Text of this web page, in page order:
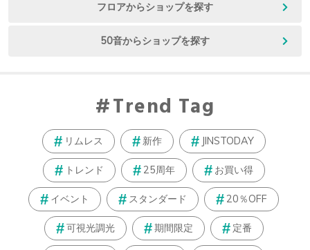
フロアからショップを探す
50音からショップを探す
Trend Tag
リムレス 新作 JINSTODAY
トレンド 25周年 お買い得
イベント スタンダード 20％OFF
可視光調光 期間限定 定番